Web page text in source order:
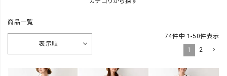
商品一覧
表示順
74件中 1-50件表示
1
2